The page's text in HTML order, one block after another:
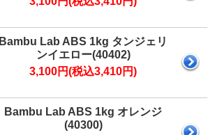
Bambu Lab ABS 1kg タンジェリ
ンイエロー(40402)
3,100円(税込3,410円)
Bambu Lab ABS 1kg オレンジ
(40300)